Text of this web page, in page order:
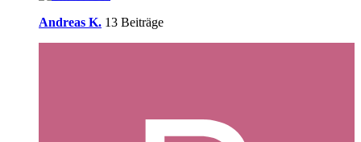
Andreas K. 13 Beiträge